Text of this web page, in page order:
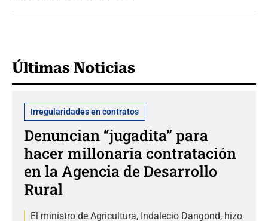
Últimas Noticias
Irregularidades en contratos
Denuncian “jugadita” para
hacer millonaria contratación
en la Agencia de Desarrollo
Rural
El ministro de Agricultura, Indalecio Dangond, hizo